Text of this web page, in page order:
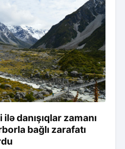
danışıqlar zamanı
bağlı zarafatı